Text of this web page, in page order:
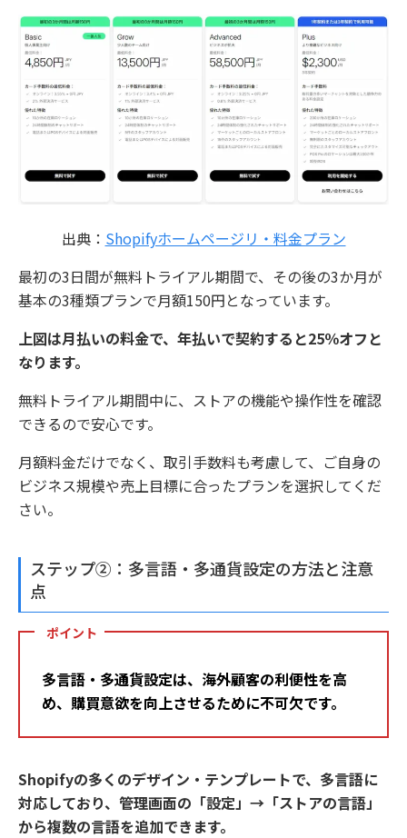
出典： Shopifyホームページリ・料金プラン
最初の3日間が無料トライアル期間で、その後の3か月が
基本の3種類プランで月額150円となっています。
上図は月払いの料金で、年払いで契約すると25％オフと
なります。
無料トライアル期間中に、ストアの機能や操作性を確認
できるので安心です。
月額料金だけでなく、取引手数料も考慮して、ご自身の
ビジネス規模や売上目標に合ったプランを選択してくだ
さい。
ステップ②：多言語・多通貨設定の方法と注意
点
ポイント
多言語・多通貨設定は、海外顧客の利便性を高
め、購買意欲を向上させるために不可欠です。
Shopifyの多くのデザイン・テンプレートで、多言語に
対応しており、管理画面の「設定」→「ストアの言語」
から複数の言語を追加できます。